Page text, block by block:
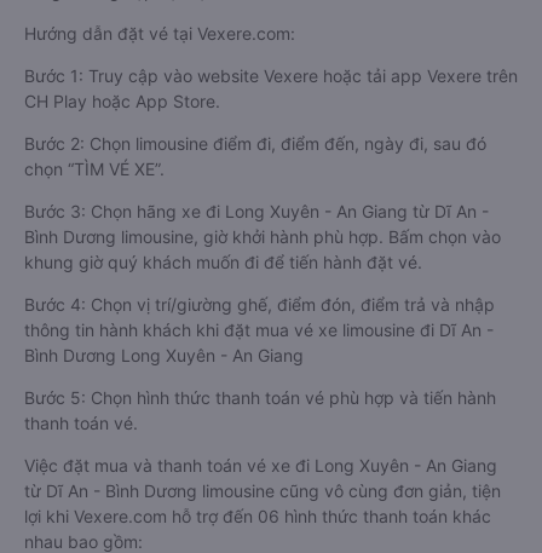
Hướng dẫn đặt vé tại Vexere.com:
Bước 1: Truy cập vào website Vexere hoặc tải app Vexere trên
CH Play hoặc App Store.
Bước 2: Chọn limousine điểm đi, điểm đến, ngày đi, sau đó
chọn “TÌM VÉ XE”.
Bước 3: Chọn hãng xe đi Long Xuyên - An Giang từ Dĩ An -
Bình Dương limousine, giờ khởi hành phù hợp. Bấm chọn vào
khung giờ quý khách muốn đi để tiến hành đặt vé.
Bước 4: Chọn vị trí/giường ghế, điểm đón, điểm trả và nhập
thông tin hành khách khi đặt mua vé xe limousine đi Dĩ An -
Bình Dương Long Xuyên - An Giang
Bước 5: Chọn hình thức thanh toán vé phù hợp và tiến hành
thanh toán vé.
Việc đặt mua và thanh toán vé xe đi Long Xuyên - An Giang
từ Dĩ An - Bình Dương limousine cũng vô cùng đơn giản, tiện
lợi khi Vexere.com hỗ trợ đến 06 hình thức thanh toán khác
nhau bao gồm: